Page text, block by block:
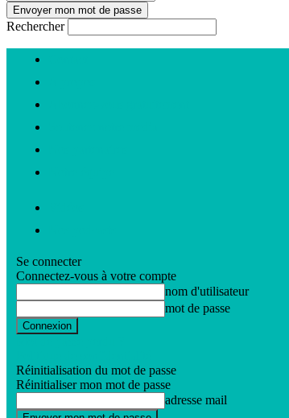
Rechercher
Se connecter
Connectez-vous à votre compte
nom d'utilisateur
mot de passe
Réinitialisation du mot de passe
Réinitialiser mon mot de passe
adresse mail